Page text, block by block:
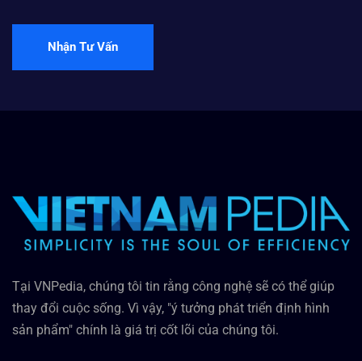
Nhận Tư Vấn
Tại VNPedia, chúng tôi tin rằng công nghệ sẽ có thể giúp
thay đổi cuộc sống. Vì vậy, "ý tưởng phát triển định hình
sản phẩm" chính là giá trị cốt lõi của chúng tôi.